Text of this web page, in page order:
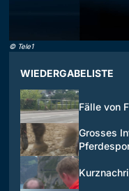
© Tele1
WIEDERGABELISTE
Fälle von
Grosses